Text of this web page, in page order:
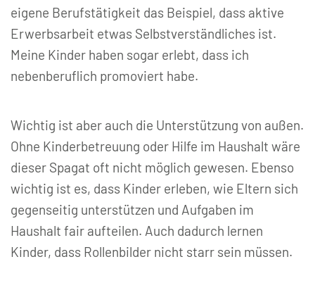
eigene Berufstätigkeit das Beispiel, dass aktive
Erwerbsarbeit etwas Selbstverständliches ist.
Meine Kinder haben sogar erlebt, dass ich
nebenberuflich promoviert habe.
Wichtig ist aber auch die Unterstützung von außen.
Ohne Kinderbetreuung oder Hilfe im Haushalt wäre
dieser Spagat oft nicht möglich gewesen. Ebenso
wichtig ist es, dass Kinder erleben, wie Eltern sich
gegenseitig unterstützen und Aufgaben im
Haushalt fair aufteilen. Auch dadurch lernen
Kinder, dass Rollenbilder nicht starr sein müssen.